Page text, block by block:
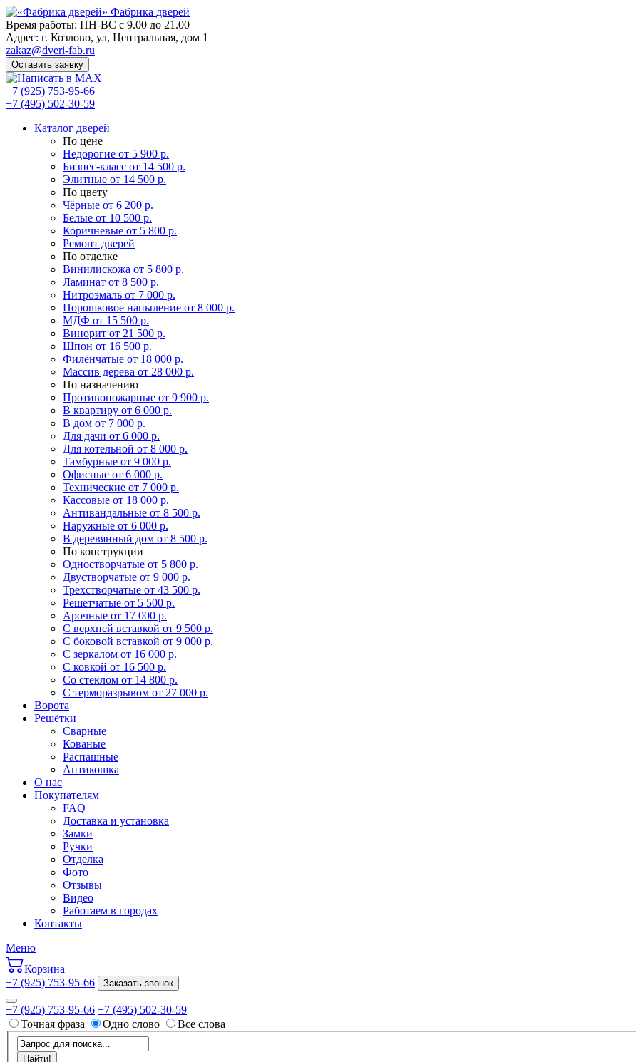
Фабрика дверей
Время работы: ПН-ВС с 9.00 до 21.00
Адрес: г. Козлово, ул, Центральная, дом 1
zakaz@dveri-fab.ru
Оставить заявку
+7 (925) 753-95-66
+7 (495) 502-30-59
Каталог дверей
По цене
Недорогие от 5 900 р.
Бизнес-класс от 14 500 р.
Элитные от 14 500 р.
По цвету
Чёрные от 6 200 р.
Белые от 10 500 р.
Коричневые от 5 800 р.
Ремонт дверей
По отделке
Винилискожа от 5 800 р.
Ламинат от 8 500 р.
Нитроэмаль от 7 000 р.
Порошковое напыление от 8 000 р.
МДФ от 15 500 р.
Винорит от 21 500 р.
Шпон от 16 500 р.
Филёнчатые от 18 000 р.
Массив дерева от 28 000 р.
По назначению
Противопожарные от 9 900 р.
В квартиру от 6 000 р.
В дом от 7 000 р.
Для дачи от 6 000 р.
Для котельной от 8 000 р.
Тамбурные от 9 000 р.
Офисные от 6 000 р.
Технические от 7 000 р.
Кассовые от 18 000 р.
Антивандальные от 8 500 р.
Наружные от 6 000 р.
В деревянный дом от 8 500 р.
По конструкции
Одностворчатые от 5 800 р.
Двустворчатые от 9 000 р.
Трехстворчатые от 43 500 р.
Решетчатые от 5 500 р.
Арочные от 17 000 р.
С верхней вставкой от 9 500 р.
С боковой вставкой от 9 000 р.
С зеркалом от 16 000 р.
С ковкой от 16 500 р.
Со стеклом от 14 800 р.
С терморазрывом от 27 000 р.
Ворота
Решётки
Сварные
Кованые
Распашные
Антикошка
О нас
Покупателям
FAQ
Доставка и установка
Замки
Ручки
Отделка
Фото
Отзывы
Видео
Работаем в городах
Контакты
Меню
Корзина
+7 (925) 753-95-66
Заказать звонок
+7 (925) 753-95-66 +7 (495) 502-30-59
Точная фраза
Одно слово Все слова